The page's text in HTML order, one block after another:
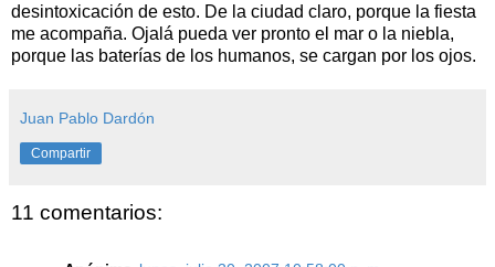
desintoxicación de esto. De la ciudad claro, porque la fiesta
me acompaña. Ojalá pueda ver pronto el mar o la niebla,
porque las baterías de los humanos, se cargan por los ojos.
Juan Pablo Dardón
Compartir
11 comentarios: